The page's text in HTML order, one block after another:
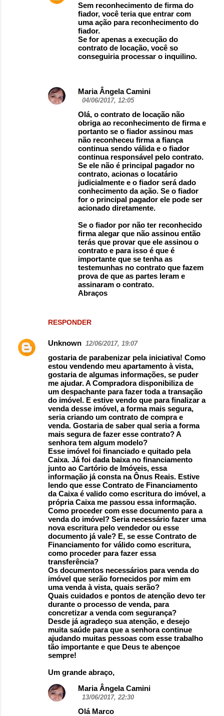
RESPONDER
Sem reconhecimento de firma do
fiador, você teria que entrar com
uma ação para reconhecimento do
fiador.
Se for apenas a execução do
contrato de locação, você so
conseguiria processar o inquilino.
Maria Ângela Camini
04/06/2017, 12:05
Olá, o contrato de locação não
obriga ao reconhecimento de firma e
portanto se o fiador assinou mas
não reconheceu firma a fiança
continua sendo válida e o fiador
continua responsável pelo contrato.
Se ele não é principal pagador no
contrato, acionas o locatário
judicialmente e o fiador será dado
conhecimento da ação. Se o fiador
for o principal pagador ele pode ser
acionado diretamente.
Se o fiador por não ter reconhecido
firma alegar que não assinou então
terás que provar que ele assinou o
contrato e para isso é que é
importante que se tenha as
testemunhas no contrato que fazem
prova de que as partes leram e
assinaram o contrato.
Abraços
Unknown 12/06/2017, 19:07
gostaria de parabenizar pela iniciativa! Como
estou vendendo meu apartamento à vista,
gostaria de algumas informações, se puder
me ajudar. A Compradora disponibiliza de
um despachante para fazer toda a transação
do imóvel. E estive vendo que para finalizar a
venda desse imóvel, a forma mais segura,
seria criando um contrato de compra e
venda. Gostaria de saber qual seria a forma
mais segura de fazer esse contrato? A
senhora tem algum modelo?
Esse imóvel foi financiado e quitado pela
Caixa. Já foi dada baixa no financiamento
junto ao Cartório de Imóveis, essa
informação já consta na Ônus Reais. Estive
lendo que esse Contrato de Financiamento
da Caixa é valido como escritura do imóvel, a
própria Caixa me passou essa informação.
Como proceder com esse documento para a
venda do imóvel? Seria necessário fazer uma
nova escritura pelo vendedor ou esse
documento já vale? E, se esse Contrato de
Financiamento for válido como escritura,
como proceder para fazer essa
transferência?
Os documentos necessários para venda do
imóvel que serão fornecidos por mim em
uma venda à vista, quais serão?
Quais cuidados e pontos de atenção devo ter
durante o processo de venda, para
concretizar a venda com segurança?
Desde já agradeço sua atenção, e desejo
muita saúde para que a senhora continue
ajudando muitas pessoas com esse trabalho
tão importante e que Deus te abençoe
sempre!
Um grande abraço,
Maria Ângela Camini
13/06/2017, 22:30
Olá Marco